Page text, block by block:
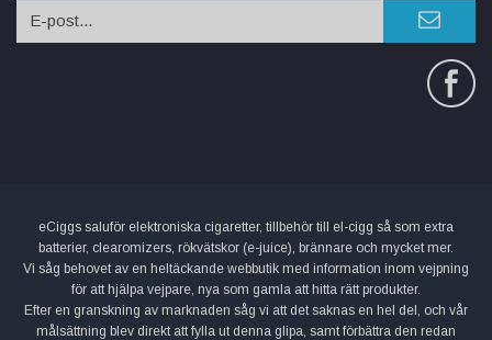
eCiggs saluför elektroniska cigaretter, tillbehör till el-cigg så som extra
batterier, clearomizers, rökvätskor (e-juice), brännare och mycket mer.
Vi såg behovet av en heltäckande webbutik med information inom vejpning
för att hjälpa vejpare, nya som gamla att hitta rätt produkter.
Efter en granskning av marknaden såg vi att det saknas en hel del, och vår
målsättning blev direkt att fylla ut denna glipa, samt förbättra den redan